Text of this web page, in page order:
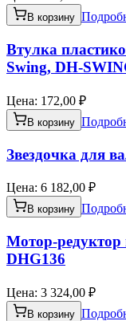
В корзину
Втулка
Swing, DH-
Цена: 172,00 ₽
В корзину
Звездочка для
Цена: 6 182,00 ₽
В корзину
Мотор-редуктор
DHG136
Цена: 3 324,00 ₽
В корзину